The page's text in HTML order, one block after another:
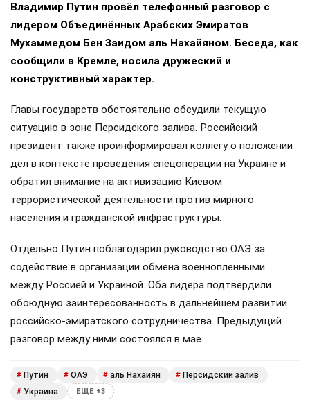
Владимир Путин провёл телефонный разговор с
лидером Объединённых Арабских Эмиратов
Мухаммедом Бен Заидом аль Нахайяном. Беседа, как
сообщили в Кремле, носила дружеский и
конструктивный характер.
Главы государств обстоятельно обсудили текущую
ситуацию в зоне Персидского залива. Российский
президент также проинформировал коллегу о положении
дел в контексте проведения спецоперации на Украине и
обратил внимание на активизацию Киевом
террористической деятельности против мирного
населения и гражданской инфраструктуры.
Отдельно Путин поблагодарил руководство ОАЭ за
содействие в организации обмена военнопленными
между Россией и Украиной. Оба лидера подтвердили
обоюдную заинтересованность в дальнейшем развитии
российско-эмиратского сотрудничества. Предыдущий
разговор между ними состоялся в мае.
# Путин # ОАЭ # аль Нахайян # Персидский залив
# Украина ЕЩЕ +3